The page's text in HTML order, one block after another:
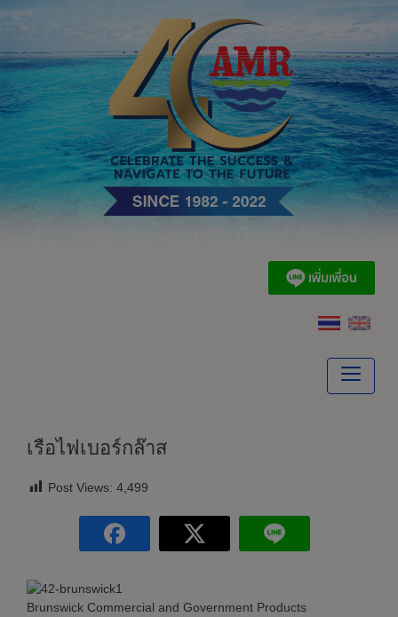
Skip
เรือไฟเบอร์กล๊าส
Post Views: 4,499
Brunswick Commercial and Government Products